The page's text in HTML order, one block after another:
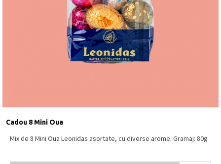
Cadou 8 Mini Oua
Mix de 8 Mini Oua Leonidas asortate, cu diverse arome. Gramaj: 80g